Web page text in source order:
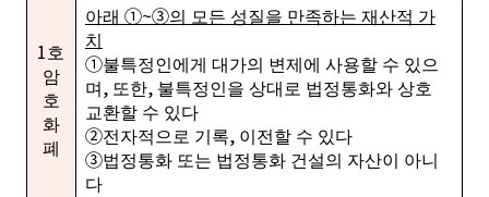
1호
암
호
화
폐
아래 ①~③의 모든 성질을 만족하는 재산적 가
치
➀불특정인에게 대가의 변제에 사용할 수 있으
며, 또한, 불특정인을 상대로 법정통화와 상호
교환할 수 있다
➁전자적으로 기록, 이전할 수 있다
③법정통화 또는 법정통화 건설의 자산이 아니
다